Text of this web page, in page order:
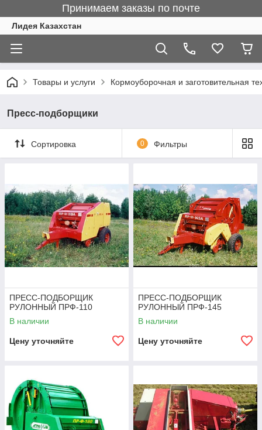
Принимаем заказы по почте
Лидея Казахстан
Товары и услуги Кормоуборочная и заготовительная
Пресс-подборщики
Сортировка 0 Фильтры
ПРЕСС-ПОДБОРЩИК
РУЛОННЫЙ ПРФ-110
В наличии
Цену уточняйте
ПРЕСС-ПОДБОРЩИК
РУЛОННЫЙ ПРФ-145
В наличии
Цену уточняйте